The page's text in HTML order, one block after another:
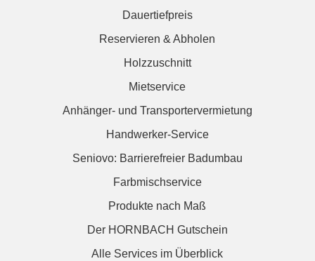
Dauertiefpreis
Reservieren & Abholen
Holzzuschnitt
Mietservice
Anhänger- und Transportervermietung
Handwerker-Service
Seniovo: Barrierefreier Badumbau
Farbmischservice
Produkte nach Maß
Der HORNBACH Gutschein
Alle Services im Überblick